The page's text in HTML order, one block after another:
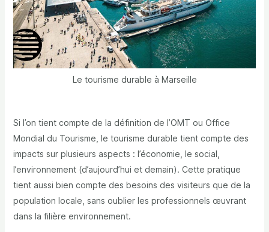
Le tourisme durable à Marseille
Si l’on tient compte de la définition de l’OMT ou Office
Mondial du Tourisme, le tourisme durable tient compte des
impacts sur plusieurs aspects : l’économie, le social,
l’environnement (d’aujourd’hui et demain). Cette pratique
tient aussi bien compte des besoins des visiteurs que de la
population locale, sans oublier les professionnels œuvrant
dans la filière environnement.